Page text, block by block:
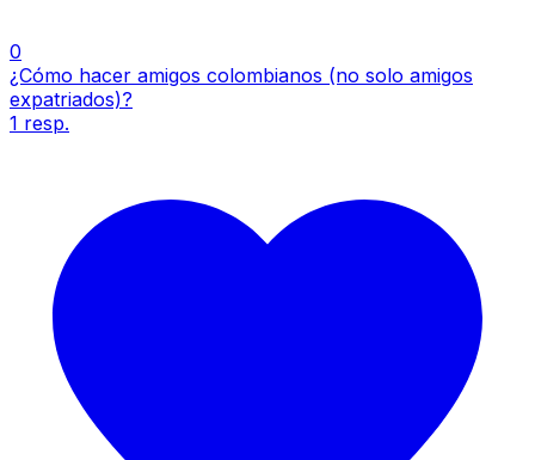
0
¿Cómo hacer amigos colombianos (no solo amigos
expatriados)?
1 resp.